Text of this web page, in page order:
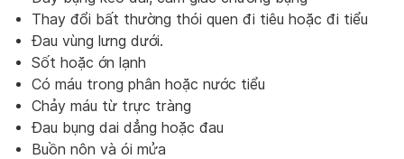
Thay đổi bất thường thói quen đi tiêu hoặc đi tiểu
Đau vùng lưng dưới.
Sốt hoặc ớn lạnh
Có máu trong phân hoặc nước tiểu
Chảy máu từ trực tràng
Đau bụng dai dẳng hoặc đau
Buồn nôn và ói mửa